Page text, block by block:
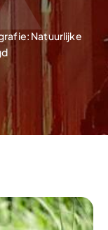
Natuurlijke